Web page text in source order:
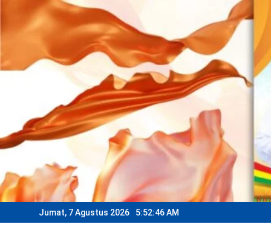
content
Jumat, 7 Agustus 2026 5:52:48 AM